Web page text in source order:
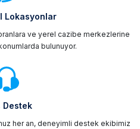
Lokasyonlar
ve yerel cazibe merkezlerine
bulunuyor.
Destek
her an, deneyimli destek ekibimiz